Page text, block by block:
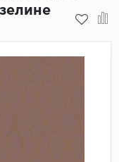
Artsimple
Bernardo
Decori Decori
...
Emiliana Parati